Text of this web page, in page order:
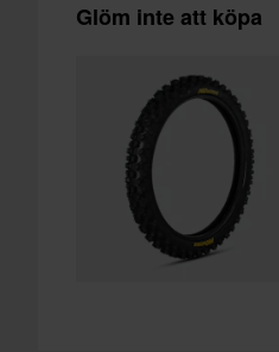
Glöm inte att köpa